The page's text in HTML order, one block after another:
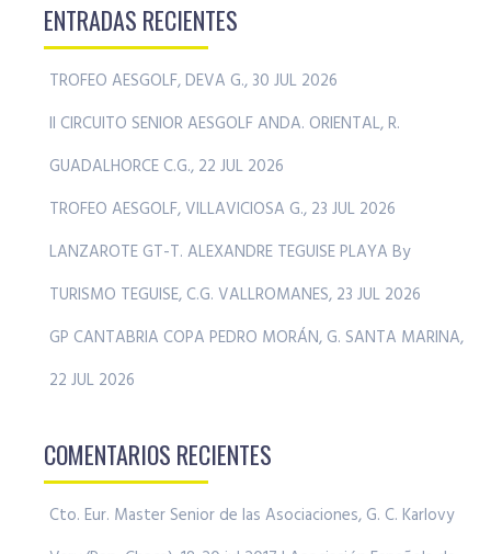
ENTRADAS RECIENTES
TROFEO AESGOLF, DEVA G., 30 JUL 2026
II CIRCUITO SENIOR AESGOLF ANDA. ORIENTAL, R.
GUADALHORCE C.G., 22 JUL 2026
TROFEO AESGOLF, VILLAVICIOSA G., 23 JUL 2026
LANZAROTE GT-T. ALEXANDRE TEGUISE PLAYA By
TURISMO TEGUISE, C.G. VALLROMANES, 23 JUL 2026
GP CANTABRIA COPA PEDRO MORÁN, G. SANTA MARINA,
22 JUL 2026
COMENTARIOS RECIENTES
Cto. Eur. Master Senior de las Asociaciones, G. C. Karlovy